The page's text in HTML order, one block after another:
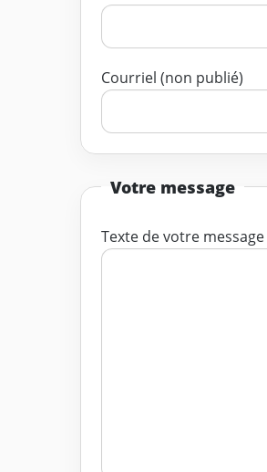
Courriel (non publié)
Votre message